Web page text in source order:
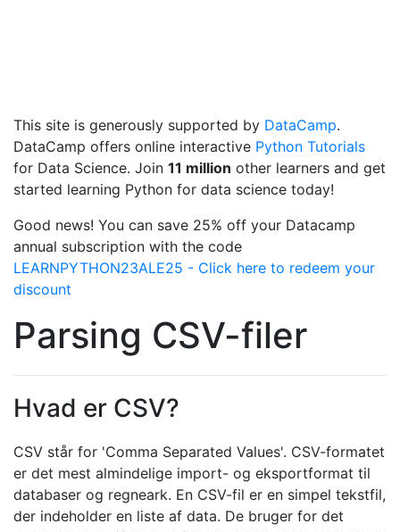
This site is generously supported by DataCamp.
DataCamp offers online interactive Python Tutorials
for Data Science. Join 11 million other learners and get
started learning Python for data science today!
Good news! You can save 25% off your Datacamp
annual subscription with the code
LEARNPYTHON23ALE25 - Click here to redeem your
discount
Parsing CSV-filer
Hvad er CSV?
CSV står for 'Comma Separated Values'. CSV-formatet
er det mest almindelige import- og eksportformat til
databaser og regneark. En CSV-fil er en simpel tekstfil,
der indeholder en liste af data. De bruger for det